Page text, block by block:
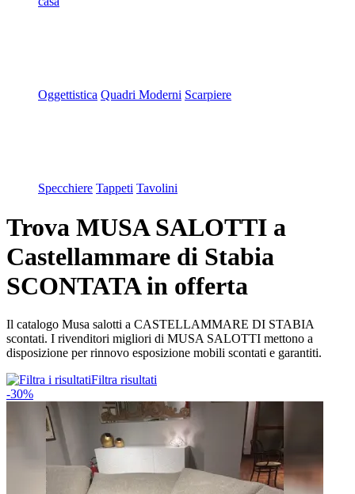
Oggettistica Quadri Moderni Scarpiere
Specchiere Tappeti Tavolini
Trova MUSA SALOTTI a
Castellammare di Stabia
SCONTATA in offerta
Il catalogo Musa salotti a CASTELLAMMARE DI STABIA
scontati. I rivenditori migliori di MUSA SALOTTI mettono a
disposizione per rinnovo esposizione mobili scontati e garantiti.
Filtra risultati
-30%